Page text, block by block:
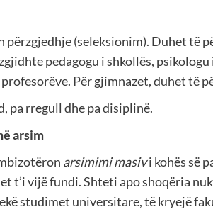
(seleksionim). Duhet të
pedagogu i shkollës,
Për gjimnazet, duhet të
pa rregull dhe pa disiplinë.
arsim
arsimimi masivi kohës së
t’i vijë fundi. Shteti apo shoqëria
studimet universitare, të kryejë